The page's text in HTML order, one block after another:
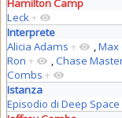
Hamilton Camp
Leck+
Interprete
Alicia Adams + ,Max
Ron + ,Chase
Combs +
Istanza
Episodio di Deep Space